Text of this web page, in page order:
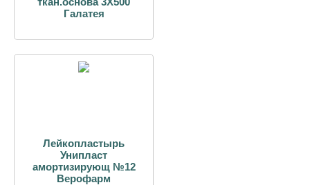
Галатея
Лейкопластырь
Унипласт
амортизирующ №12
Верофарм